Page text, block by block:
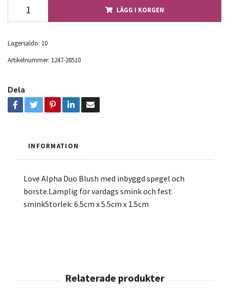
LÄGG I KORGEN
Lagersaldo: 10
Artikelnummer: 1247-28510
Dela
INFORMATION
Love Alpha Duo Blush med inbyggd spegel och
borste.Lämplig för vardags smink och fest
sminkStorlek: 6.5cm x 5.5cm x 1.5cm